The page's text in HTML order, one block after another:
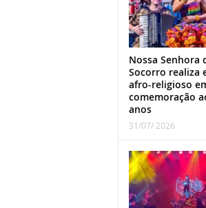
Nossa Senhora
Socorro realiza
afro-religioso
comemoração
anos
31/07/ 2026